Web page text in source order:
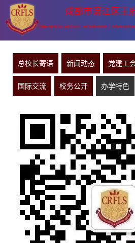
成都市温江区王
CHENGDU ROYAL FOREIGN
总校长寄语 新闻动态 党建工
国际交流 校务公开 办学特色